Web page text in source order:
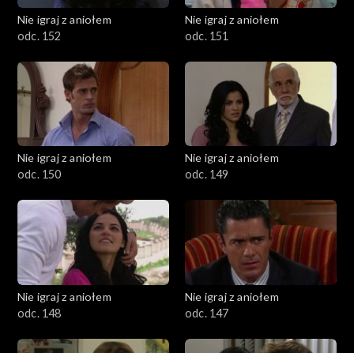
Nie igraj z aniołem
odc. 152
Nie igraj z aniołem
odc. 151
Nie igraj z aniołem
odc. 150
Nie igraj z aniołem
odc. 149
Nie igraj z aniołem
odc. 148
Nie igraj z aniołem
odc. 147